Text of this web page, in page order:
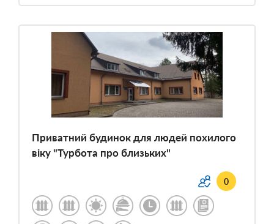
Приватний будинок для людей похилого
віку "Турбота про близьких"
0